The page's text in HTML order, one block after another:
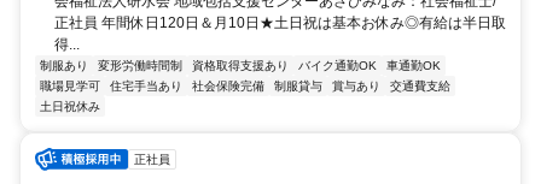
正社員 年間休日120日＆月10日★土日祝は基本お休み◎有給は半日取
得...
制服あり 変形労働時間制 資格取得支援あり バイク通勤OK
車通勤OK
職場見学可
住宅手当あり 社会保険完備 制服貸与 賞与あり
交通費支給
土日祝休み
正社員